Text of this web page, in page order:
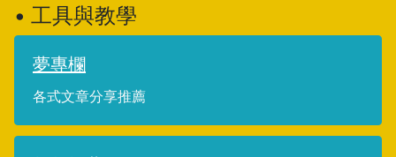
• 工具與教學
夢專欄
各式文章分享推薦